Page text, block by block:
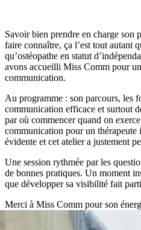
Savoir bien prendre en charge son
faire connaître, ça l’est tout autant
qu’ostéopathe en statut
avons accueilli Miss Comm pour
communication.
Au programme : son parcours, les
communication efficace et surtout
par où commencer quand on
communication pour un thérapeute
évidente et cet atelier a justement
Une session rythmée par les
de bonnes pratiques. Un moment
que développer sa visibilité fait
Merci à Miss Comm pour son